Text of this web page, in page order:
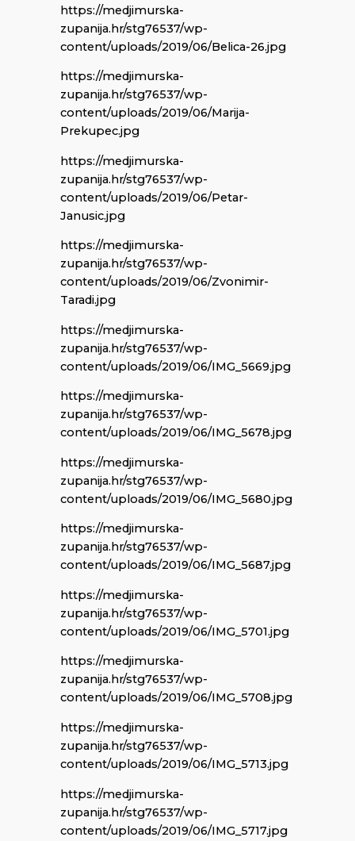
https://medjimurska-
zupanija.hr/stg76537/wp-
content/uploads/2019/06/Belica-26.jpg
https://medjimurska-
zupanija.hr/stg76537/wp-
content/uploads/2019/06/Marija-
Prekupec.jpg
https://medjimurska-
zupanija.hr/stg76537/wp-
content/uploads/2019/06/Petar-
Janusic.jpg
https://medjimurska-
zupanija.hr/stg76537/wp-
content/uploads/2019/06/Zvonimir-
Taradi.jpg
https://medjimurska-
zupanija.hr/stg76537/wp-
content/uploads/2019/06/IMG_5669.jpg
https://medjimurska-
zupanija.hr/stg76537/wp-
content/uploads/2019/06/IMG_5678.jpg
https://medjimurska-
zupanija.hr/stg76537/wp-
content/uploads/2019/06/IMG_5680.jpg
https://medjimurska-
zupanija.hr/stg76537/wp-
content/uploads/2019/06/IMG_5687.jpg
https://medjimurska-
zupanija.hr/stg76537/wp-
content/uploads/2019/06/IMG_5701.jpg
https://medjimurska-
zupanija.hr/stg76537/wp-
content/uploads/2019/06/IMG_5708.jpg
https://medjimurska-
zupanija.hr/stg76537/wp-
content/uploads/2019/06/IMG_5713.jpg
https://medjimurska-
zupanija.hr/stg76537/wp-
content/uploads/2019/06/IMG_5717.jpg